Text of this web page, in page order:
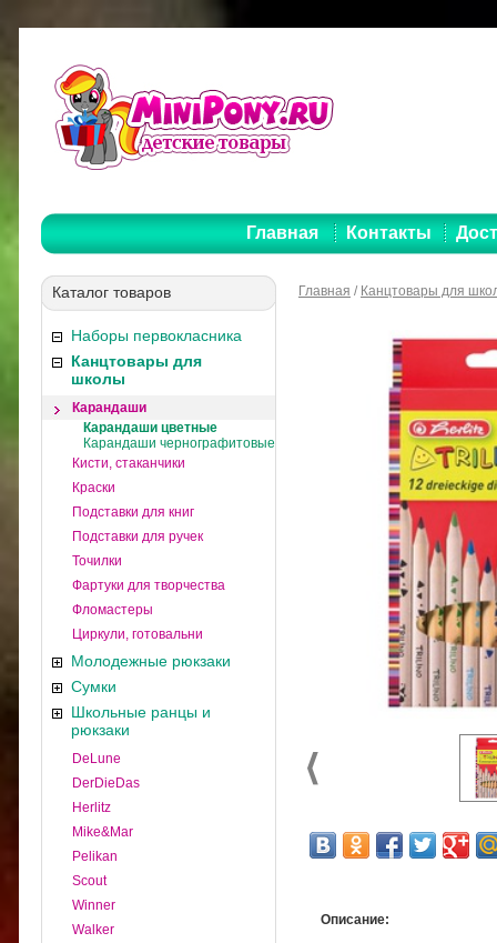
Главная Контакты
Каталог товаров
Наборы первокласника
Канцтовары для
школы
Карандаши
Карандаши цветные
Карандаши чернографитовые
Кисти, стаканчики
Краски
Подставки для книг
Подставки для ручек
Точилки
Фартуки для творчества
Фломастеры
Циркули, готовальни
Молодежные рюкзаки
Сумки
Школьные ранцы и
рюкзаки
DeLune
DerDieDas
Herlitz
Mike&Mar
Pelikan
Scout
Winner
Walker
Главная / Канцтовары для
Описание: